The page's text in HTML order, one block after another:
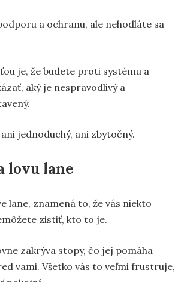
a ochranu, ale nehodláte sa
je, že budete proti systému a
aký je nespravodlivý a
jednoduchý, ani zbytočný.
lovu lane
lane, znamená to, že vás niekto
zistiť, kto to je.
zakrýva stopy, čo jej pomáha
vami. Všetko vás to veľmi frustruje,